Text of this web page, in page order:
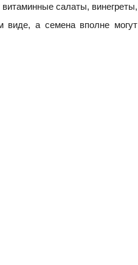
салаты, винегреты,
а семена вполне могут